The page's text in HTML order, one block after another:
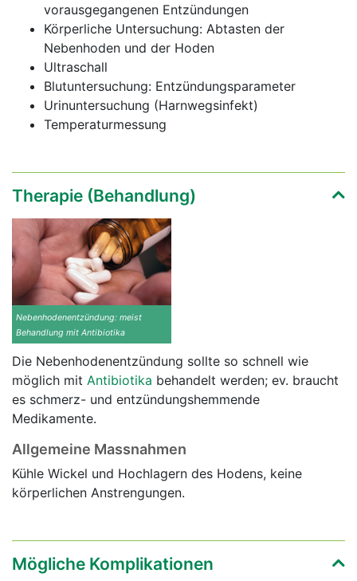
vorausgegangenen Entzündungen
Körperliche Untersuchung: Abtasten der
Nebenhoden und der Hoden
Ultraschall
Blutuntersuchung: Entzündungsparameter
Urinuntersuchung (Harnwegsinfekt)
Temperaturmessung
Therapie (Behandlung)
Nebenhodenentzündung: meist
Behandlung mit Antibiotika
Die Nebenhodenentzündung sollte so schnell wie
möglich mit Antibiotika behandelt werden; ev. braucht
es schmerz- und entzündungshemmende
Medikamente.
Allgemeine Massnahmen
Kühle Wickel und Hochlagern des Hodens, keine
körperlichen Anstrengungen.
Mögliche Komplikationen